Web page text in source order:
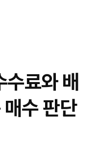
료와 배
수 판단